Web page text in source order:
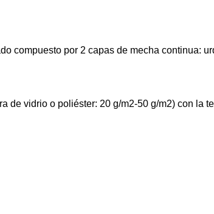
compuesto por 2 capas de mecha continua:
de vidrio o poliéster: 20 g/m2-50 g/m2) con la